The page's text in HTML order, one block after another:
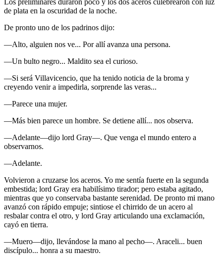
Los preliminares duraron poco y los dos aceros culebrearon con luz
de plata en la oscuridad de la noche.
De pronto uno de los padrinos dijo:
—Alto, alguien nos ve... Por allí avanza una persona.
—Un bulto negro... Maldito sea el curioso.
—Si será Villavicencio, que ha tenido noticia de la broma y
creyendo venir a impedirla, sorprende las veras...
—Parece una mujer.
—Más bien parece un hombre. Se detiene allí... nos observa.
—Adelante—dijo lord Gray—. Que venga el mundo entero a
observarnos.
—Adelante.
Volvieron a cruzarse los aceros. Yo me sentía fuerte en la segunda
embestida; lord Gray era habilísimo tirador; pero estaba agitado,
mientras que yo conservaba bastante serenidad. De pronto mi mano
avanzó con rápido empuje; sintiose el chirrido de un acero al
resbalar contra el otro, y lord Gray articulando una exclamación,
cayó en tierra.
—Muero—dijo, llevándose la mano al pecho—. Araceli... buen
discípulo... honra a su maestro.